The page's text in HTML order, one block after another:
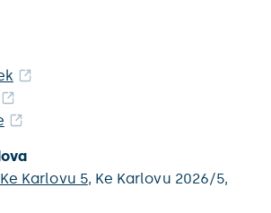
Ke Karlovu 5, Ke Karlovu 2026/5,